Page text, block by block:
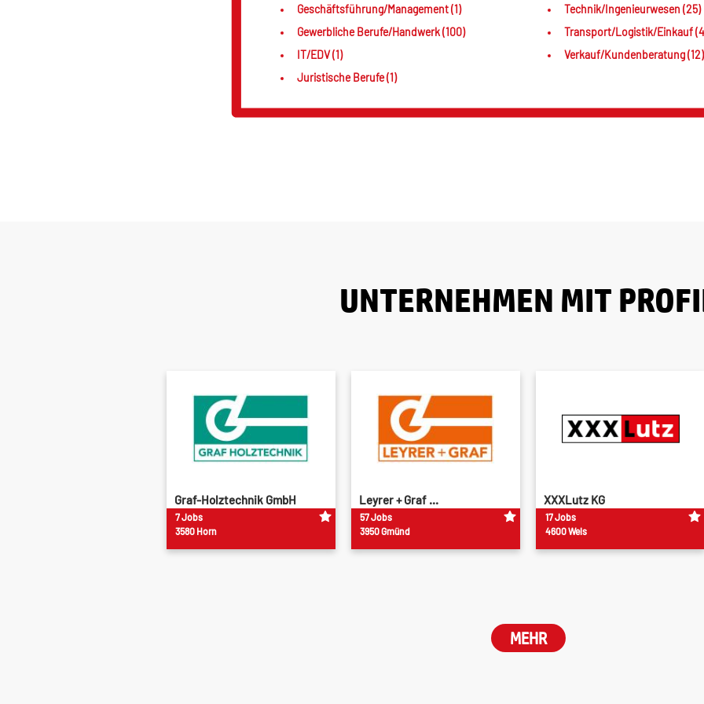
Geschäftsführung/Management (1)
Gewerbliche Berufe/Handwerk (100)
IT/EDV (1)
Juristische Berufe (1)
Technik/Ingenieurwesen (25)
Transport/Logistik/Einkauf
Verkauf/Kundenberatung (12)
UNTERNEHMEN MIT
Graf-Holztechnik GmbH
7 Jobs
3580 Horn
Leyrer + Graf ...
57 Jobs
3950 Gmünd
XXXLutz KG
17 Jobs
4600 Wels
MEHR